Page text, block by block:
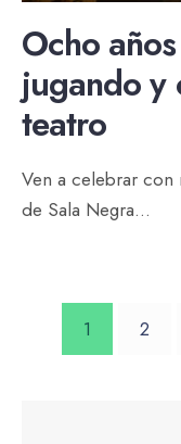
Ocho
jugando y
teatro
Ven a celebrar con
de Sala Negra...
1 2